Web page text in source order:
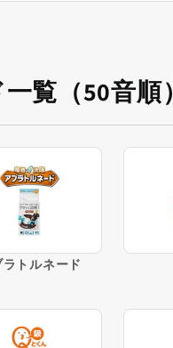
覧（50音順）
ラトルネード